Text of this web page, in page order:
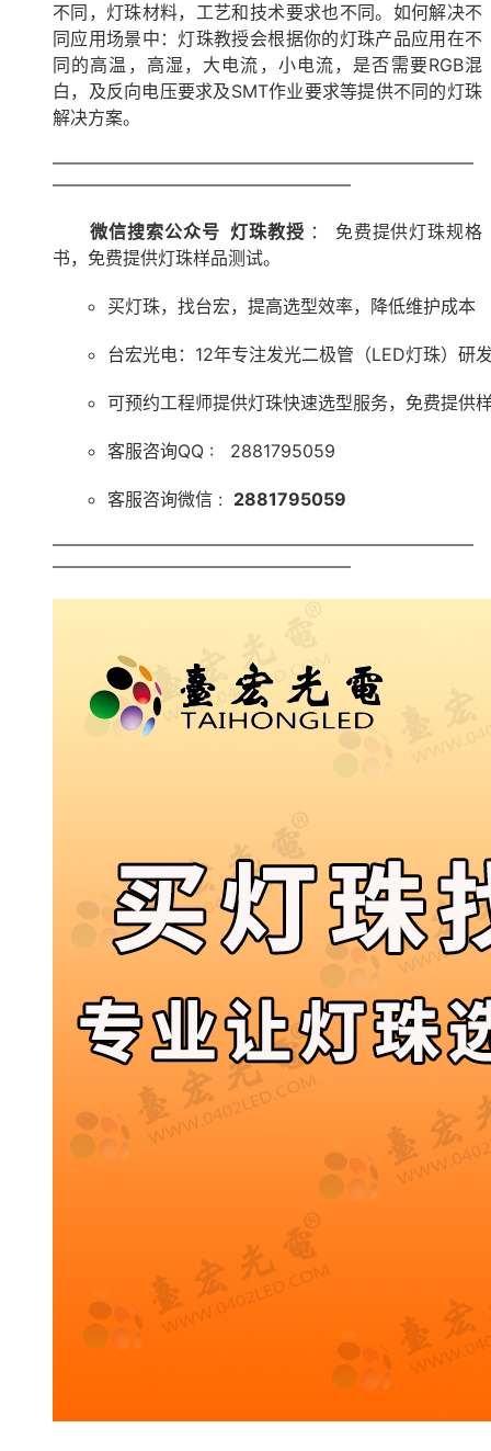
不同，灯珠材料，工艺和技术要求也不同。如何解决不
同应用场景中：灯珠教授会根据你的灯珠产品应用在不
同的高温，高湿，大电流，小电流，是否需要RGB混
白，及反向电压要求及SMT作业要求等提供不同的灯珠
解决方案。
————————————————————————
—————————————————
微信搜索公众号 灯珠教授 ： 免费提供灯珠规格
书，免费提供灯珠样品测试。
买灯珠，找台宏，提高选型效率，降低维护成本
台宏光电：12年专注发光二极管（LED灯珠）研
可预约工程师提供灯珠快速选型服务，免费提供
客服咨询QQ : 2881795059
客服咨询微信 : 2881795059
————————————————————————
—————————————————